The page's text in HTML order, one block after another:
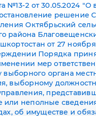
№13-2 от 30.05.2024 "О
решение
Октябрьский
района
от 27
Порядка
мер
выборного органа
выборному
или неполные
об имуществе и